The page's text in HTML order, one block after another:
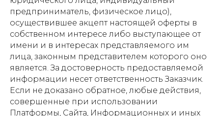
предприниматель, физическое лицо),
осуществившее акцепт настоящей оферты в
собственном интересе либо выступающее от
имени и в интересах представляемого им
лица, законным представителем которого оно
является. За достоверность предоставляемой
информации несет ответственность Заказчик.
Если не доказано обратное, любые действия,
совершенные при использовании
Платформы, Сайта, Информационных и иных